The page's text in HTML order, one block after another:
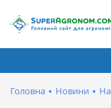
Головна • Новини •